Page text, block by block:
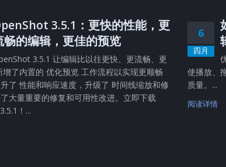
3.5.1：更快的性能，更
畅的编辑，更佳的预览
3.5.1 让编辑比以往更快、更流畅、更
增了内置的 优化预览 工作流程以实现更顺畅
了 性能和响应速度，升级了 时间线缩放和修
大量重要的修复和可用性改进。立即下载
！...
6
四月
使播放、
质量。...
阅读详情